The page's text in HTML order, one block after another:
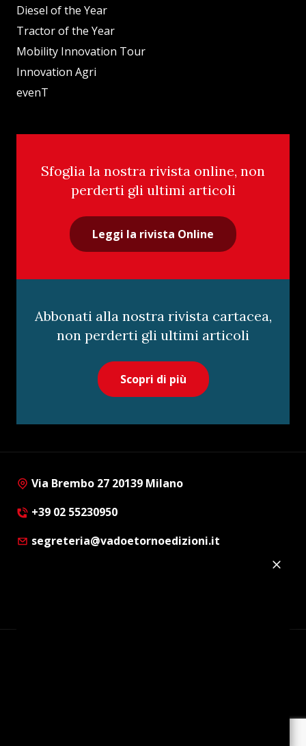
Diesel of the Year
Tractor of the Year
Mobility Innovation Tour
Innovation Agri
evenT
Sfoglia la nostra rivista online, non
perderti gli ultimi articoli
Leggi la rivista Online
Abbonati alla nostra rivista cartacea,
non perderti gli ultimi articoli
Scopri di più
Via Brembo 27 20139 Milano
+39 02 55230950
segreteria@vadoetornoedizioni.it